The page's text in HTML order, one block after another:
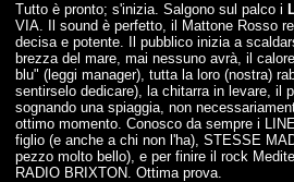
Tutto è pronto; s'inizia. Salgono sul palco i
VIA. Il sound è perfetto, il Mattone Rosso
decisa e potente. Il pubblico inizia a
brezza del mare, mai nessuno avrà, il
blu" (leggi manager), tutta la loro (nostra)
sentirselo dedicare), la chitarra in levare, il
sognando una spiaggia, non
ottimo momento. Conosco da sempre i
figlio (e anche a chi non l'ha), STESSE
pezzo molto bello), e per finire il rock
RADIO BRIXTON. Ottima prova.